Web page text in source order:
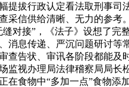
提拔行政认定看法取刑事司
采信供给清晰、无力的参考
对接”，《法子》设想了完
消息传递、严沉问题研讨等
查告状、审讯各阶段都能及
监视办理局法律稽察局局长
在食物中“多加一点”食物添